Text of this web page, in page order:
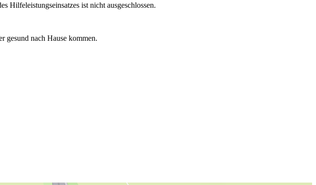
Hilfeleistungseinsatzes ist nicht ausgeschlossen.
gesund nach Hause kommen.